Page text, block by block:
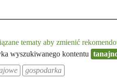
tematy aby zmienić
wyszukiwanego kontentu
gospodarka